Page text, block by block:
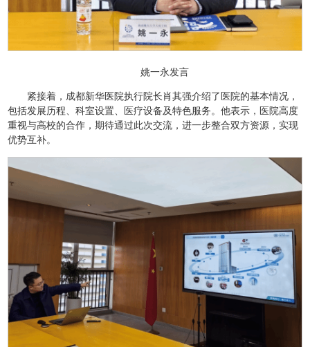
姚一永发言
紧接着，成都新华医院执行院长肖其强介绍了医院的基本情况，
包括发展历程、科室设置、医疗设备及特色服务。他表示，医院高度
重视与高校的合作，期待通过此次交流，进一步整合双方资源，实现
优势互补。